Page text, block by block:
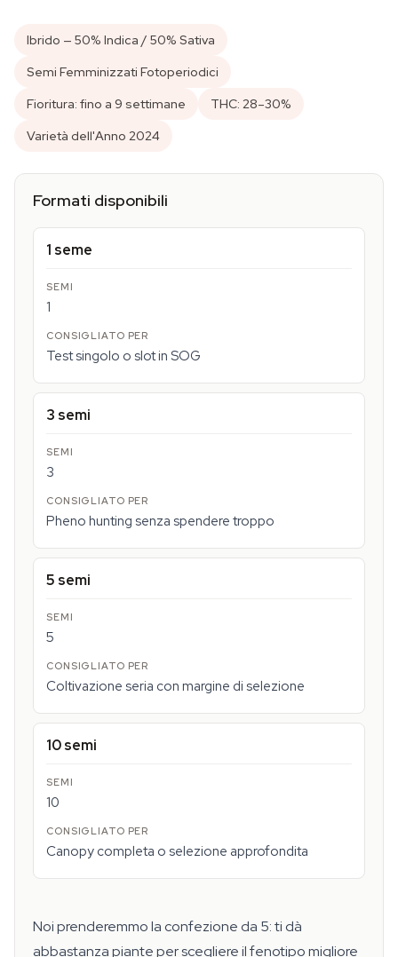
Ibrido — 50% Indica / 50% Sativa
Semi Femminizzati Fotoperiodici
Fioritura: fino a 9 settimane
THC: 28–30%
Varietà dell'Anno 2024
Formati disponibili
1 seme
1
Test singolo o slot in SOG
3 semi
3
Pheno hunting senza spendere troppo
5 semi
5
Coltivazione seria con margine di selezione
10 semi
10
Canopy completa o selezione approfondita
Noi prenderemmo la confezione da 5: ti dà
abbastanza piante per scegliere il fenotipo migliore